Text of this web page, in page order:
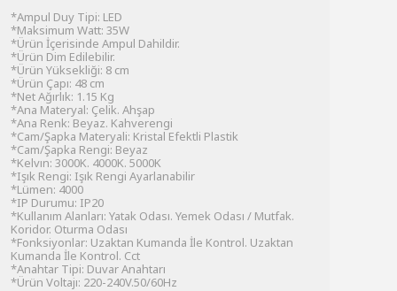
*Ampul Duy Tipi: LED
*Maksimum Watt: 35W
*Ürün İçerisinde Ampul Dahildir.
*Ürün Dim Edilebilir.
*Ürün Yüksekliği: 8 cm
*Ürün Çapı: 48 cm
*Net Ağırlık: 1.15 Kg
*Ana Materyal: Çelik. Ahşap
*Ana Renk: Beyaz. Kahverengi
*Cam/Şapka Materyali: Kristal Efektli Plastik
*Cam/Şapka Rengi: Beyaz
*Kelvın: 3000K. 4000K. 5000K
*Işık Rengi: Işık Rengi Ayarlanabilir
*Lümen: 4000
*IP Durumu: IP20
*Kullanım Alanları: Yatak Odası. Yemek Odası / Mutfak.
Koridor. Oturma Odası
*Fonksiyonlar: Uzaktan Kumanda İle Kontrol. Uzaktan
Kumanda İle Kontrol. Cct
*Anahtar Tipi: Duvar Anahtarı
*Ürün Voltajı: 220-240V.50/60Hz